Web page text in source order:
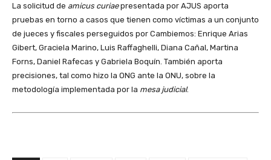
La solicitud de amicus curiaepresentada por AJUS aporta
pruebas en torno a casos que tienen como víctimas a un conjunto
de jueces y fiscales perseguidos por Cambiemos: Enrique Arias
Gibert, Graciela Marino, Luis Raffaghelli, Diana Cañal, Martina
Forns, Daniel Rafecas y Gabriela Boquín. También aporta
precisiones, tal como hizo la ONG ante la ONU, sobre la
metodología implementada por la mesa judicial.